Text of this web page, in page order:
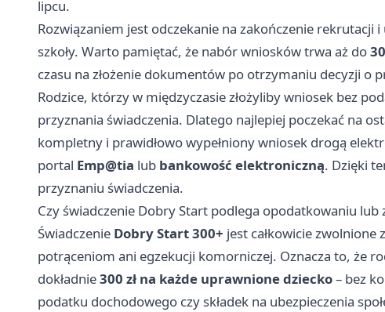
lipcu.
Rozwiązaniem jest odczekanie na zakończenie
szkoły. Warto pamiętać, że nabór wniosków trwa aż do
czasu na złożenie dokumentów po otrzymaniu decyzji o
Rodzice, którzy w międzyczasie złożyliby wniosek bez
przyznania świadczenia. Dlatego najlepiej poczekać na
kompletny i prawidłowo wypełniony wniosek drogą
portal Emp@tia lub bankowość elektroniczną. Dzięki
przyznaniu świadczenia.
Czy świadczenie Dobry Start podlega opodatkowaniu
Świadczenie Dobry Start 300+ jest całkowicie
potrąceniom ani egzekucji komorniczej. Oznacza to, że
dokładnie300 zł na każde uprawnione dziecko– bez
podatku dochodowego czy składek na ubezpieczenia